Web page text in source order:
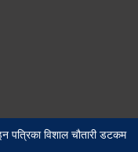
पत्रिका विशाल चौतारी डटकम